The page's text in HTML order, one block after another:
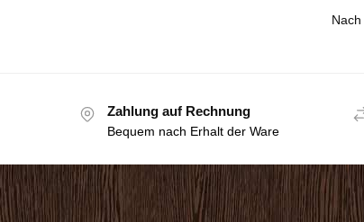
Zahlung auf Rechnung
Bequem nach Erhalt der Ware